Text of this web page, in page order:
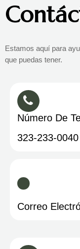
Estamos aquí para
que puedas tener.

Número De
323-233-0040
Correo